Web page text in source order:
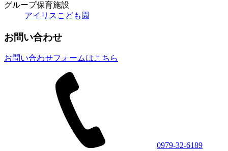
グループ保育施設
アイリスこども園
お問い合わせ
お問い合わせフォームはこちら
0979-32-6189